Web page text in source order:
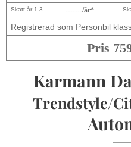
Skatt år 1-3 -------/år*
Registrerad som Personbil
Pris
Karmann
Trendstyle/